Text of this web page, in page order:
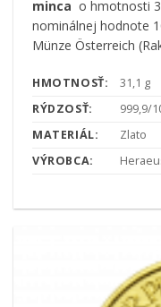
minca o hmotnosti
nominálnej hodnote
Münze Österreich
HMOTNOSŤ:
31,1 g
RÝDZOSŤ:
999,9/
MATERIÁL:
Zlato
VÝROBCA: